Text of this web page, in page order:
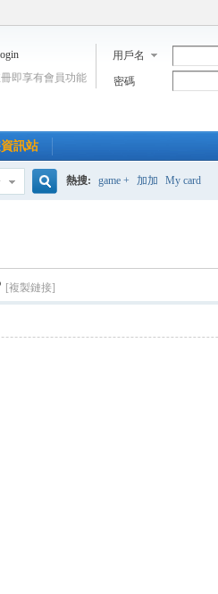
用戶名
密碼
即享有會員功能
訊站
索
熱搜: game + 加加 My card
[複製鏈接]